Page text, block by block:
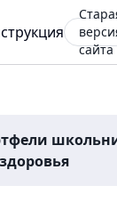
сайта